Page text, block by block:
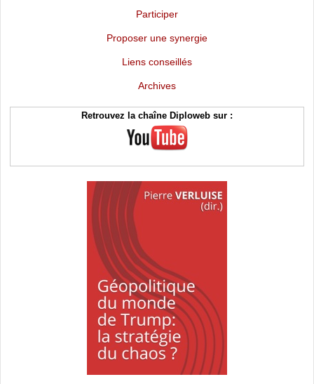
Participer
Proposer une synergie
Liens conseillés
Archives
Retrouvez la chaîne Diploweb sur :